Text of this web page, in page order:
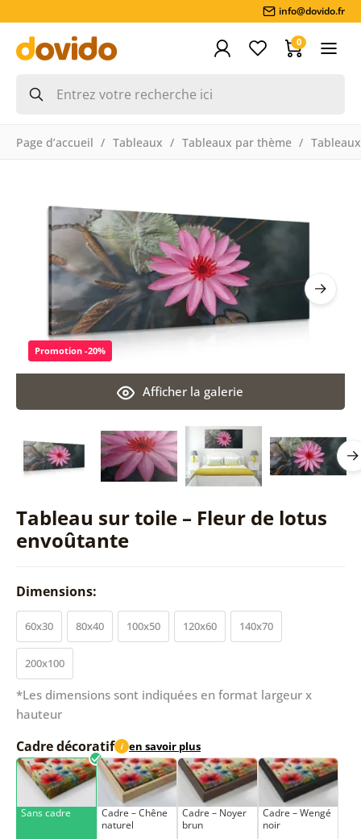
info@dovido.fr
0
Page d’accueil Tableaux Tableaux par thème
Tableau sur toile – Fleur de lotus
envoûtante
Afficher la galerie
Promotion -20%
Dimensions:
60x30 80x40 100x50 120x60 140x70
200x100
*Les dimensions sont indiquées en format largeur x
hauteur
Cadre décoratif i en savoir plus
Sans cadre
Cadre – Chêne
naturel
Cadre – Noyer
brun
Cadre – Wengé
noir